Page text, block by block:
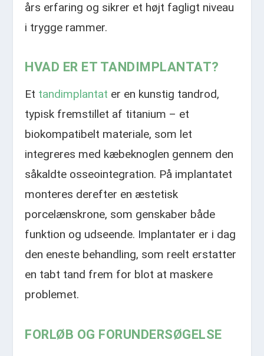
års erfaring og sikrer et højt fagligt niveau
i trygge rammer.​
HVAD ER ET TANDIMPLANTAT?
Et tandimplantat er en kunstig tandrod,
typisk fremstillet af titanium – et
biokompatibelt materiale, som let
integreres med kæbeknoglen gennem den
såkaldte osseointegration. På implantatet
monteres derefter en æstetisk
porcelænskrone, som genskaber både
funktion og udseende. Implantater er i dag
den eneste behandling, som reelt erstatter
en tabt tand frem for blot at maskere
problemet.​
FORLØB OG FORUNDERSØGELSE